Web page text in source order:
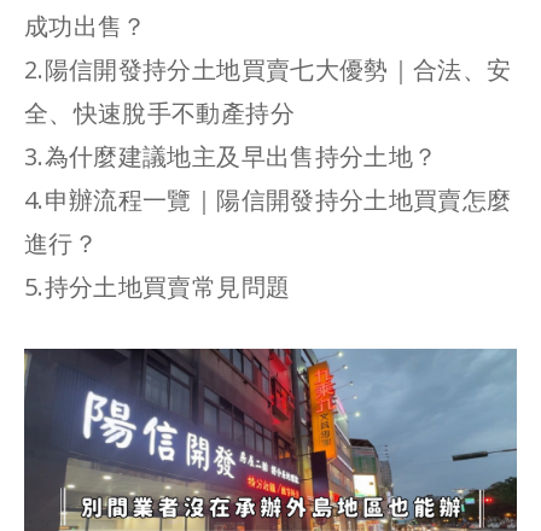
成功出售？
2.陽信開發持分土地買賣七大優勢｜合法、安
全、快速脫手不動產持分
3.為什麼建議地主及早出售持分土地？
4.申辦流程一覽｜陽信開發持分土地買賣怎麼
進行？
5.持分土地買賣常見問題